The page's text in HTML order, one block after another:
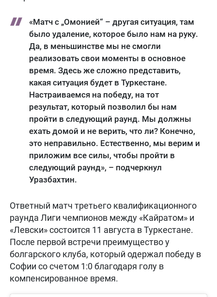
«Матч с „Омонией“ – другая ситуация, там
было удаление, которое было нам на руку.
Да, в меньшинстве мы не смогли
реализовать свои моменты в основное
время. Здесь же сложно представить,
какая ситуация будет в Туркестане.
Настраиваемся на победу, на тот
результат, который позволил бы нам
пройти в следующий раунд. Мы должны
ехать домой и не верить, что ли? Конечно,
это неправильно. Естественно, мы верим и
приложим все силы, чтобы пройти в
следующий раунд», – подчеркнул
Уразбахтин.
Ответный матч третьего квалификационного
раунда Лиги чемпионов между «Кайратом» и
«Левски» состоится 11 августа в Туркестане.
После первой встречи преимущество у
болгарского клуба, который одержал победу в
Софии со счетом 1:0 благодаря голу в
компенсированное время.